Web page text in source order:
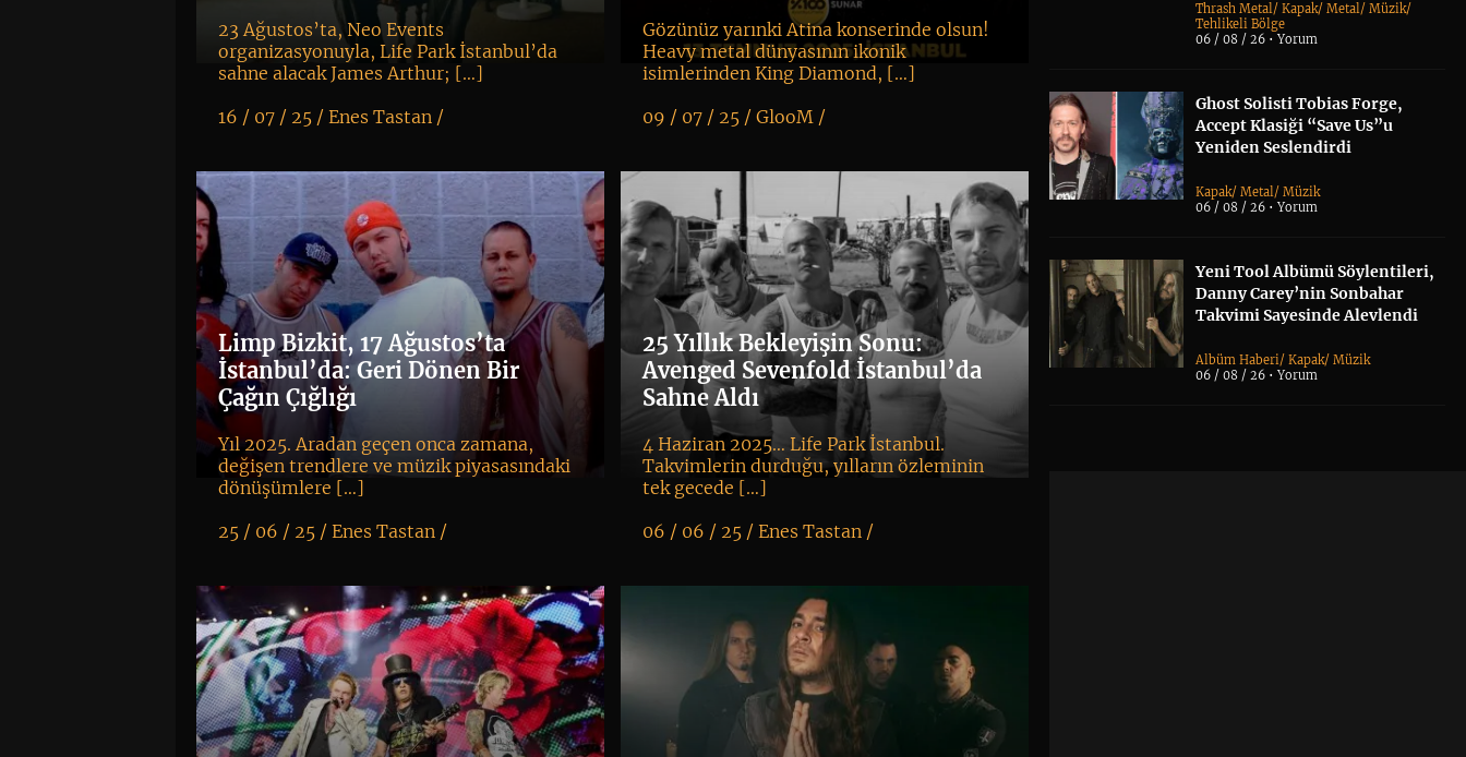
23 Ağustos’ta, Neo Events
organizasyonuyla, Life Park İstanbul’da
sahne alacak James Arthur; […]
16 / 07 / 25 /Enes Tastan /
Gözünüz yarınki Atina konserinde olsun!
Heavy metal dünyasının ikonik
isimlerinden King Diamond, […]
09 / 07 / 25 /GlooM /
Limp Bizkit, 17 Ağustos’ta
İstanbul’da: Geri Dönen Bir
Çağın Çığlığı
Yıl 2025. Aradan geçen onca zamana,
değişen trendlere ve müzik piyasasındaki
dönüşümlere […]
25 / 06 / 25 /Enes Tastan /
25 Yıllık Bekleyişin Sonu:
Avenged Sevenfold İstanbul’da
Sahne Aldı
4 Haziran 2025… Life Park İstanbul.
Takvimlerin durduğu, yılların özleminin
tek gecede […]
06 / 06 / 25 /Enes Tastan /
Thrash Metal/Kapak/Metal/Müzik/
Tehlikeli Bölge
06 / 08 / 26 •Yorum
Ghost Solisti Tobias Forge,
Accept Klasiği “Save Us”u
Yeniden Seslendirdi
Kapak/Metal/Müzik
06 / 08 / 26 •Yorum
Yeni Tool Albümü Söylentileri,
Danny Carey’nin Sonbahar
Takvimi Sayesinde Alevlendi
Albüm Haberi/Kapak/Müzik
06 / 08 / 26 •Yorum